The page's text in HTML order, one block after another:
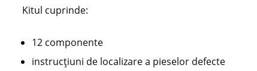
Kitul cuprinde:
12 componente
instrucțiuni de localizare a pieselor defecte